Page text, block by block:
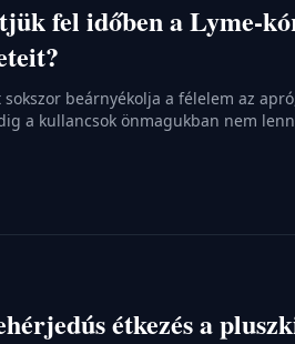
fel időben a Lyme-
beárnyékolja a félelem az
a kullancsok önmagukban nem
fertőzés, amelyet ezek a
a szakembereknek is feladja a
étkezés a